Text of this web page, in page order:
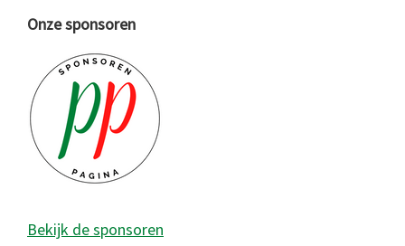
Onze sponsoren
Bekijk de sponsoren